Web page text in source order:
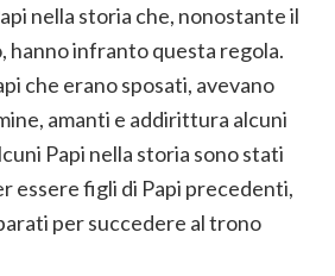
nella storia che, nonostante il
hanno infranto questa regola.
che erano sposati, avevano
amanti e addirittura alcuni
Papi nella storia sono stati
essere figli di Papi precedenti,
per succedere al trono